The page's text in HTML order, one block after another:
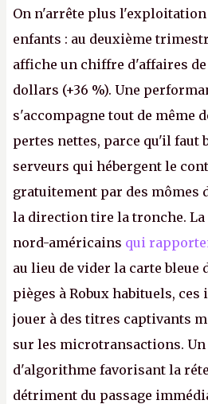
On n'arrête plus
enfants : au deuxième
affiche un chiffre d'affaires
dollars (+36 %). Une
s'accompagne tout de même
pertes nettes, parce qu'il faut
serveurs qui hébergent le
gratuitement par des mômes
la direction tire la tronche. La
nord-américains qui
au lieu de vider la carte bleue
pièges à Robux habituels,
jouer à des titres captivants
sur les microtransactions.
d'algorithme favorisant la
détriment du passage